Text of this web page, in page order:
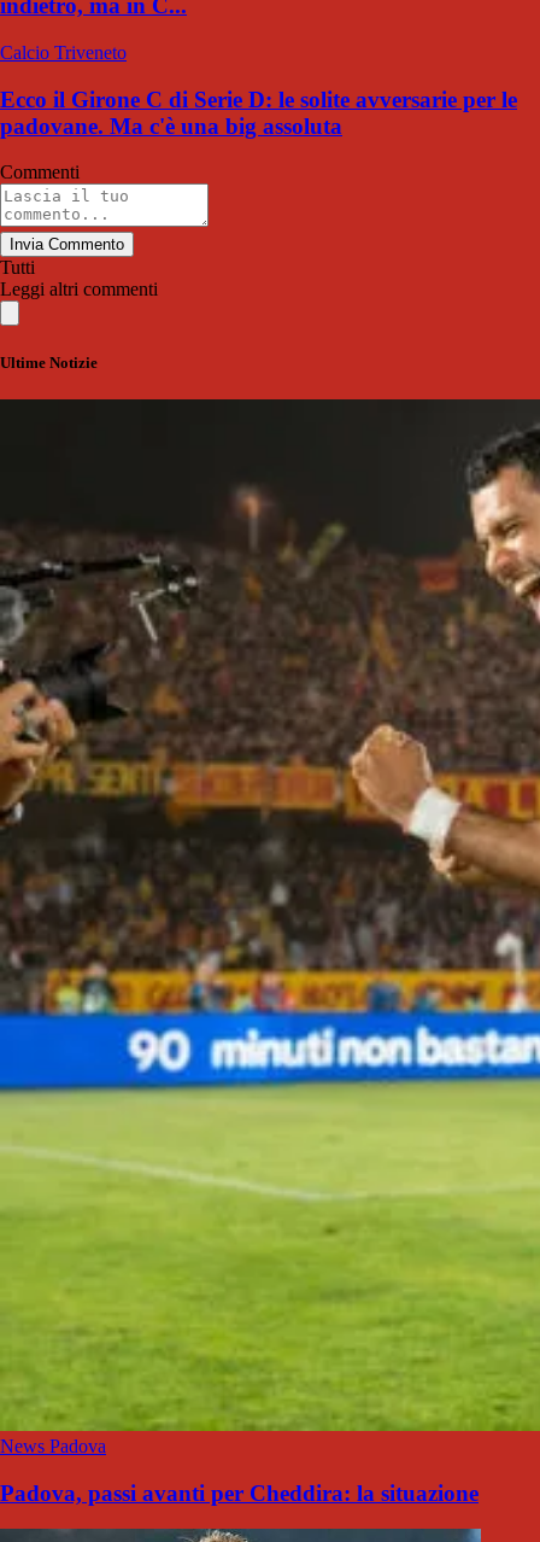
indietro, ma in C...
Calcio Triveneto
Ecco il Girone C di Serie D: le solite avversarie per le
padovane. Ma c'è una big assoluta
Commenti
Invia Commento
Tutti
Leggi altri commenti
Ultime Notizie
News Padova
Padova, passi avanti per Cheddira: la situazione